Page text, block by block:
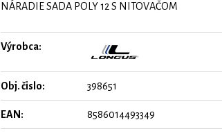
NÁRADIE SADA POLY 12 S NITOVAČOM
Výrobca:
Obj. čislo: 398651
EAN: 8586014493349